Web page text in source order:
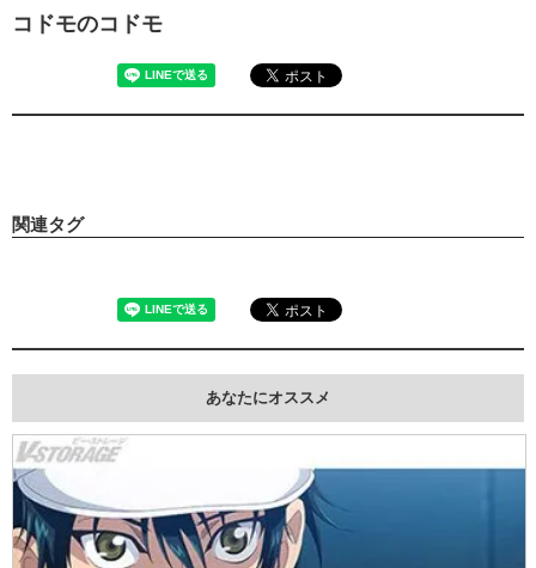
コドモのコドモ
関連タグ
あなたにオススメ